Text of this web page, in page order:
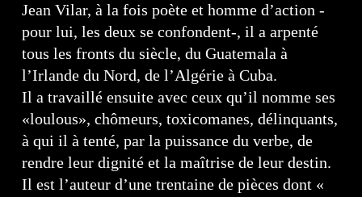
Jean Vilar, à la fois poète et homme d’action -
pour lui, les deux se confondent-, il a arpenté
tous les fronts du siècle, du Guatemala à
l’Irlande du Nord, de l’Algérie à Cuba.
Il a travaillé ensuite avec ceux qu’il nomme ses
«loulous», chômeurs, toxicomanes, délinquants,
à qui il à tenté, par la puissance du verbe, de
rendre leur dignité et la maîtrise de leur destin.
Il est l’auteur d’une trentaine de pièces dont «